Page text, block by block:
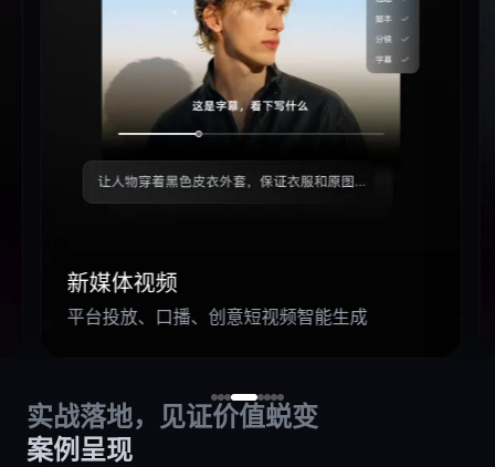
新媒体视频
平台投放、口播、创意短视频智能生成
实战落地，见证价值蜕变
案例呈现